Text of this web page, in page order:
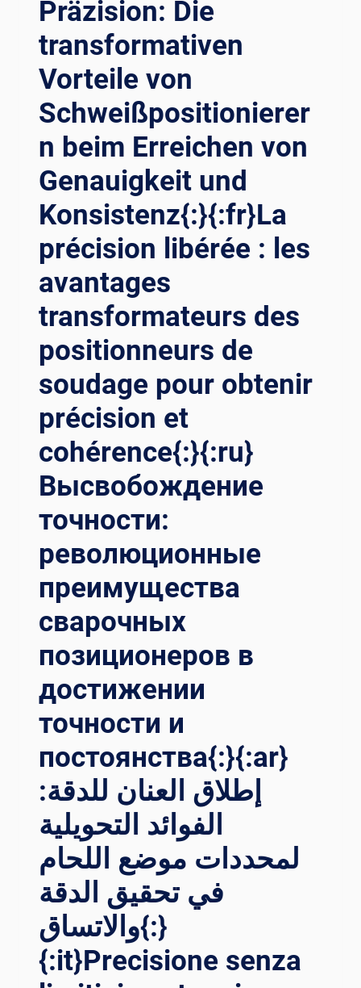
Präzision: Die
transformativen
Vorteile von
Schweißpositionierer
n beim Erreichen von
Genauigkeit und
Konsistenz{:}{:fr}La
précision libérée : les
avantages
transformateurs des
positionneurs de
soudage pour obtenir
précision et
cohérence{:}{:ru}
Высвобождение
точности:
революционные
преимущества
сварочных
позиционеров в
достижении
точности и
постоянства{:}{:ar}
إطلاق العنان للدقة:
الفوائد التحويلية
لمحددات موضع اللحام
في تحقيق الدقة
والاتساق{:}
{:it}Precisione senza